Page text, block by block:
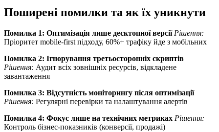
Поширені помилки та як їх уникнути
Помилка 1: Оптимізація лише десктопної версії Рішення:
Пріоритет mobile-first підходу, 60%+ трафіку йде з мобільних
Помилка 2: Ігнорування третьосторонніх скриптів
Рішення: Аудит всіх зовнішніх ресурсів, відкладене
завантаження
Помилка 3: Відсутність моніторингу після оптимізації
Рішення: Регулярні перевірки та налаштування алертів
Помилка 4: Фокус лише на технічних метриках Рішення:
Контроль бізнес-показників (конверсії, продажі)